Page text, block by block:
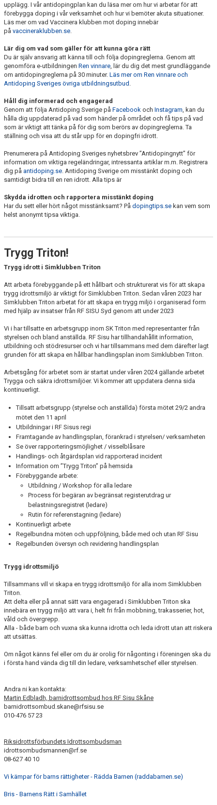
upplägg. I vår antidopingplan kan du läsa mer om hur vi arbetar för att
förebygga doping i vår verksamhet och hur vi bemöter akuta situationer.
Läs mer om vad Vaccinera klubben mot doping innebär
på vaccineraklubben.se.
Lär dig om vad som gäller för att kunna göra rätt
Du är själv ansvarig att känna till och följa dopingreglerna. Genom att
genomföra e-utbildningen Ren vinnare, lär du dig det mest grundläggande
om antidopingreglerna på 30 minuter. Läs mer om Ren vinnare och
Antidoping Sveriges övriga utbildningsutbud .
Håll dig informerad och engagerad
Genom att följa Antidoping Sverige på Facebook och Instagram, kan du
hålla dig uppdaterad på vad som händer på området och få tips på vad
som är viktigt att tänka på för dig som berörs av dopingreglerna. Ta
ställning och visa att du står upp för en dopingfri idrott.
Prenumerera på Antidoping Sveriges nyhetsbrev ”Antidopingnytt” för
information om viktiga regeländringar, intressanta artiklar m.m. Registrera
dig på antidoping.se. Antidoping Sverige om misstänkt doping och
samtidigt bidra till en ren idrott. Alla tips är
Skydda idrotten och rapportera misstänkt doping
Har du sett eller hört något misstänksamt? På dopingtips.se kan vem som
helst anonymt tipsa viktiga.
Trygg Triton!
Trygg idrott i Simklubben Triton
Att arbeta förebyggande på ett hållbart och strukturerat vis för att skapa
trygg idrottsmiljö är viktigt för Simklubben Triton. Sedan våren 2023 har
Simklubben Triton arbetat för att skapa en trygg miljö i organiserad form
med hjälp av insatser från RF SISU Syd genom att under 2023
Vi i har tillsatte en arbetsgrupp inom SK Triton med representanter från
styrelsen och bland anställda. RF Sisu har tillhandahållit information,
utbildning och stödresurser och vi har tillsammans med dem därefter lagt
grunden för att skapa en hållbar handlingsplan inom Simklubben Triton.
Arbetsgång för arbetet som är startat under våren 2024 gällande arbetet
Trygga och säkra idrottsmiljöer. Vi kommer att uppdatera denna sida
kontinuerligt.
Tillsatt arbetsgrupp (styrelse och anställda) första mötet 29/2 andra
mötet den 11 april
Utbildningar i RF Sisus regi
Framtagande av handlingsplan, förankrad i styrelsen/ verksamheten
Se över rapporteringsmöjlighet / visselblåsare
Handlings- och åtgärdsplan vid rapporterad incident
Information om ”Trygg Triton” på hemsida
Förebyggande arbete:
Utbildning / Workshop för alla ledare
Process för begäran av begränsat registerutdrag ur
belastningsregistret (ledare)
Rutin för referenstagning (ledare)
Kontinuerligt arbete
Regelbundna möten och uppföljning, både med och utan RF Sisu
Regelbunden översyn och revidering handlingsplan
Trygg idrottsmiljö
Tillsammans vill vi skapa en trygg idrottsmiljö för alla inom Simklubben
Triton.
Att delta eller på annat sätt vara engagerad i Simklubben Triton ska
innebära en trygg miljö att vara i, helt fri från mobbning, trakasserier, hot,
våld och övergrepp.
Alla - både barn och vuxna ska kunna idrotta och leda idrott utan att riskera
att utsättas.
Om något känns fel eller om du är orolig för någonting i föreningen ska du
i första hand vända dig till din ledare, verksamhetschef eller styrelsen.
Andra ni kan kontakta:
Martin Edbladh, barnidrottsombud hos RF Sisu Skåne
barnidrottsombud.skane@rfsisu.se
010-476 57 23
Riksidrottsförbundets Idrottsombudsman
idrottsombudsmannen@rf.se
08-627 40 10
Vi kämpar för barns rättigheter - Rädda Barnen (raddabarnen.se)
Bris - Barnens Rätt i Samhället